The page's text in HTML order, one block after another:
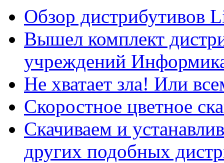
Обзор дистрибутивов
Вышел комплект
учреждений
Не хватает зла! Или
Скоростное цветное
Скачиваем и
других подобных